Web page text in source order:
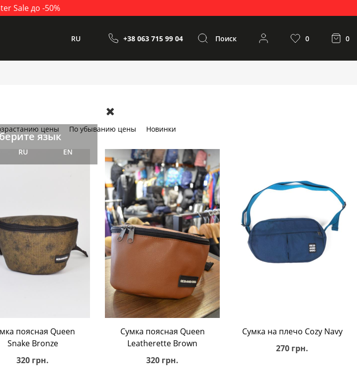
Sale до -50%
RU +38 063 715 99 04 Поиск 0 0
цены По убыванию цены Новинки
В корзину
поясная Queen
Snake Bronze
320 грн.
В корзину
Сумка поясная Queen
Leatherette Brown
320 грн.
В корзину
Сумка на плечо Cozy Navy
270 грн.
язык
RU EN